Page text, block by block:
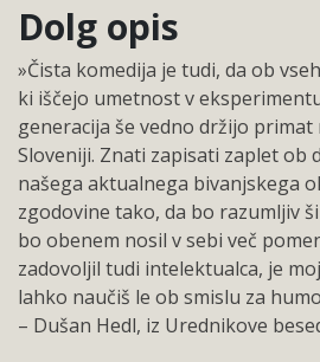
Dolg opis
»Čista komedija je tudi, da ob
ki iščejo umetnost v
generacija še vedno držijo primat
Sloveniji. Znati zapisati zaplet ob
našega aktualnega bivanjskega
zgodovine tako, da bo razumljiv
bo obenem nosil v sebi več
zadovoljil tudi intelektualca, je
lahko naučiš le ob smislu za
– Dušan Hedl, iz Urednikove